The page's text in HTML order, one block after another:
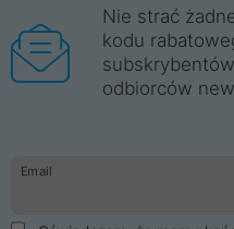
Nie strać
kodu
odbiorców
Email